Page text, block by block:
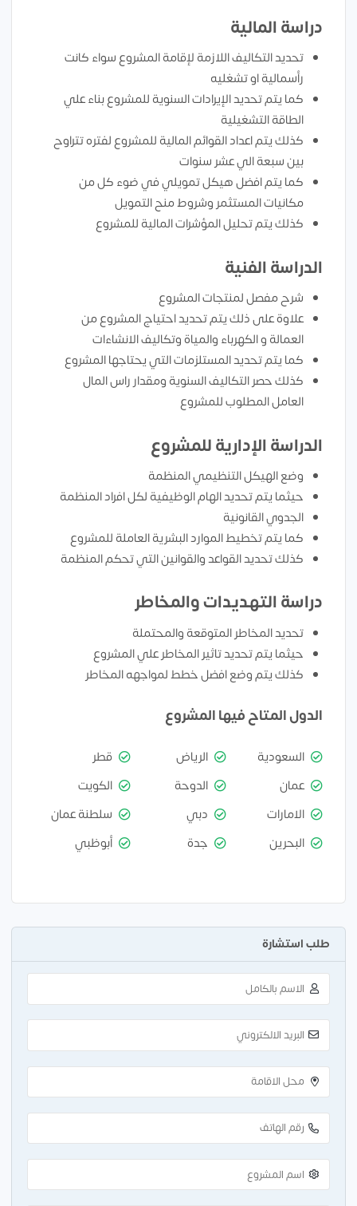
دراسة المالية
تحديد التكاليف اللازمة لإقامة المشروع سواء كانت
رأسمالية او تشغليه
كما يتم تحديد الإيرادات السنوية للمشروع بناء علي
الطاقة التشغيلية
كذلك يتم اعداد القوائم المالية للمشروع لفتره تتراوح
بين سبعة الي عشر سنوات
كما يتم افضل هيكل تمويلي في ضوء كل من
مكانيات المستثمر وشروط منح التمويل
كذلك يتم تحليل المؤشرات المالية للمشروع
الدراسة الفنية
شرح مفصل لمنتجات المشروع
علاوة على ذلك يتم تحديد احتياج المشروع من
العمالة و الكهرباء والمياة وتكاليف الانشاءات
كما يتم تحديد المستلزمات التي يحتاجها المشروع
كذلك حصر التكاليف السنوية ومقدار راس المال
العامل المطلوب للمشروع
الدراسة الإدارية للمشروع
وضع الهيكل التنظيمي المنظمة
حيثما يتم تحديد الهام الوظيفية لكل افراد المنظمة
الجدوي القانونية
كما يتم تخطيط الموارد البشرية العاملة للمشروع
كذلك تحديد القواعد والقوانين التي تحكم المنظمة
دراسة التهديدات والمخاطر
تحديد المخاطر المتوقعة والمحتملة
حيثما يتم تحديد تاثير المخاطر علي المشروع
كذلك يتم وضع افضل خطط لمواجهه المخاطر
الدول المتاح فيها المشروع
السعودية الرياض
قطر
عمان
الدوحة
الكويت
الامارات
دبي
سلطنة عمان
البحرين
جدة أبوظبي
طلب استشارة